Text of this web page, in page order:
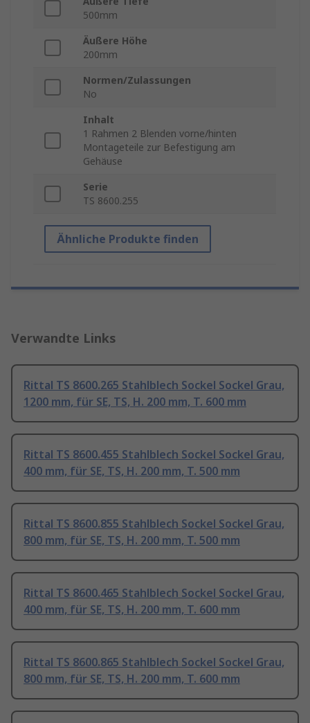
500mm
Äußere Höhe
200mm
Normen/Zulassungen
No
Inhalt
1 Rahmen 2 Blenden vorne/hinten
Montageteile zur Befestigung am
Gehäuse
Serie
TS 8600.255
Ähnliche Produkte finden
Verwandte Links
Rittal TS 8600.265 Stahlblech Sockel Sockel Grau,
1200 mm, für SE, TS, H. 200 mm, T. 600 mm
Rittal TS 8600.455 Stahlblech Sockel Sockel Grau,
400 mm, für SE, TS, H. 200 mm, T. 500 mm
Rittal TS 8600.855 Stahlblech Sockel Sockel Grau,
800 mm, für SE, TS, H. 200 mm, T. 500 mm
Rittal TS 8600.465 Stahlblech Sockel Sockel Grau,
400 mm, für SE, TS, H. 200 mm, T. 600 mm
Rittal TS 8600.865 Stahlblech Sockel Sockel Grau,
800 mm, für SE, TS, H. 200 mm, T. 600 mm